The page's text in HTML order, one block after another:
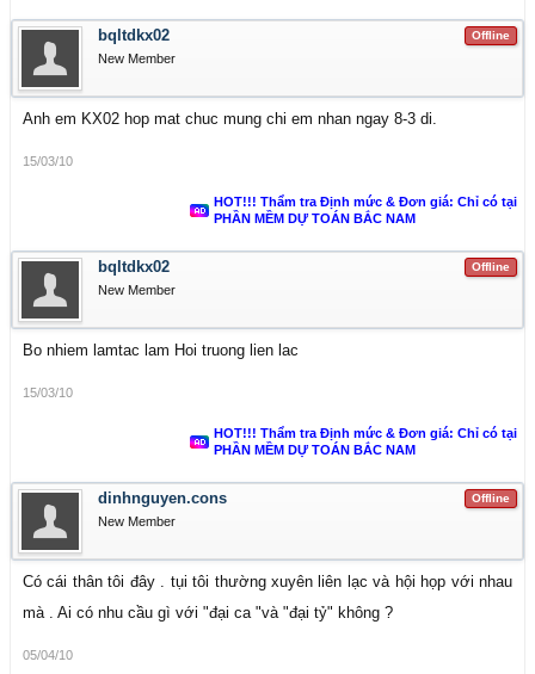
Offline
bqltdkx02
New Member
Anh em KX02 hop mat chuc mung chi em nhan ngay 8-3 di.
15/03/10
HOT!!! Thẩm tra Định mức & Đơn giá: Chỉ có tại
PHẦN MỀM DỰ TOÁN BẮC NAM
Offline
bqltdkx02
New Member
Bo nhiem lamtac lam Hoi truong lien lac
15/03/10
HOT!!! Thẩm tra Định mức & Đơn giá: Chỉ có tại
PHẦN MỀM DỰ TOÁN BẮC NAM
Offline
dinhnguyen.cons
New Member
Có cái thân tôi đây . tụi tôi thường xuyên liên lạc và hội họp với nhau
mà . Ai có nhu cầu gì với "đại ca "và "đại tỷ" không ?
05/04/10